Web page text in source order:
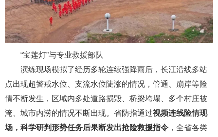
“宝莲灯”与专业救援部队
演练现场模拟了经历多轮连续强降雨后，长江沿线多站
点出现超警戒水位、支流水位陡涨的情况，管通、崩岸等险
情不断发生，区域内多处道路损毁、桥梁垮塌、多个村庄被
淹、城市内涝的情况不断出现。省防指通过视频连线险情现
场，科学研判形势任务后果断发出抢险救援指令 ，全省各类